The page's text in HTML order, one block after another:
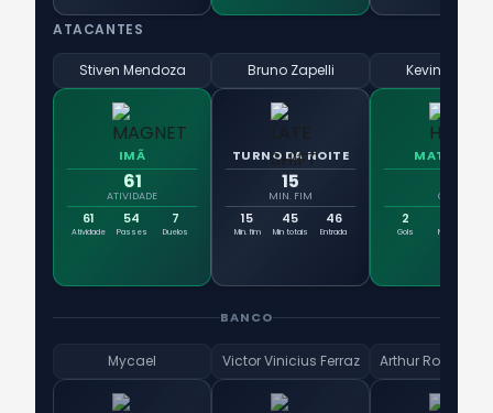
ATACANTES
Stiven Mendoza
IMÃ
61
ATIVIDADE
61
Atividade
54
Passes
7
Duelos
Bruno Zapelli
TURNO DA NOITE
15
MIN. FIM
15
Min. fim
45
Min totais
46
Entrada
Kevin Viveros
MATADOR
GOLS
2
Gols No Gol
BANCO
Mycael Victor Vinicius Ferraz